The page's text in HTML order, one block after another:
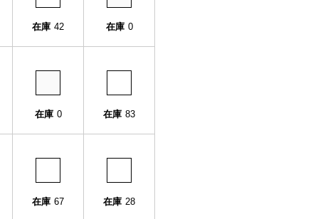
在庫 42 在庫 0
在庫 0 在庫 83
在庫 67 在庫 28